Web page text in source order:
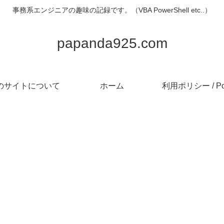
事務系エンジニアの趣味の記録です。（VBA PowerShell etc..）
papanda925.com
サイトについて ホーム 利用ポリシー /